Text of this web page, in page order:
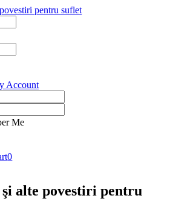
Account
Me
0
alte povestiri pentru